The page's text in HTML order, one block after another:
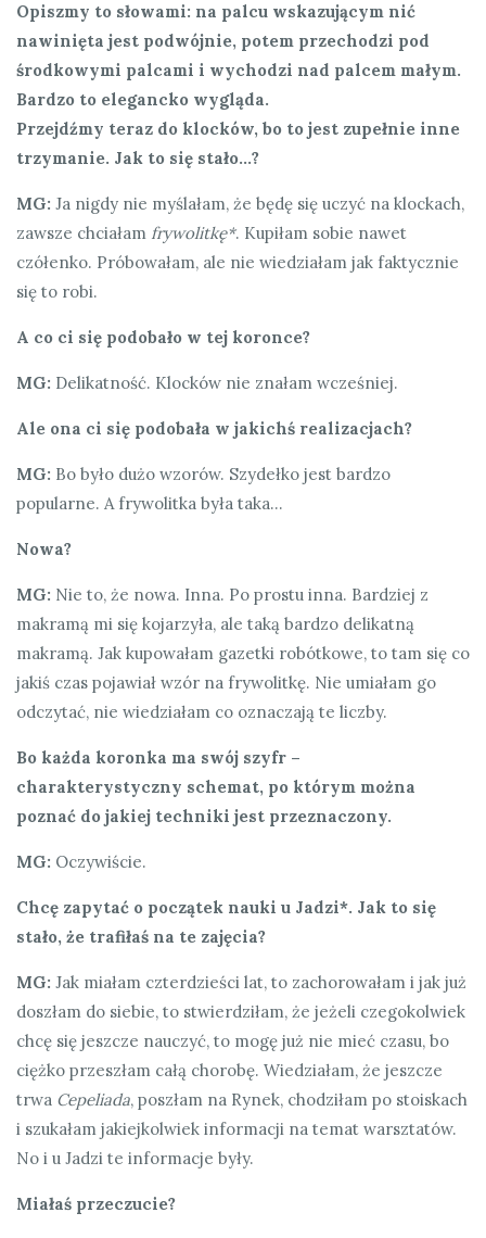
Opiszmy to słowami: na palcu wskazującym nić
nawinięta jest podwójnie, potem przechodzi pod
środkowymi palcami i wychodzi nad palcem małym.
Bardzo to elegancko wygląda.
Przejdźmy teraz do klocków, bo to jest zupełnie inne
trzymanie. Jak to się stało…?
MG: Ja nigdy nie myślałam, że będę się uczyć na klockach,
zawsze chciałam frywolitkę*. Kupiłam sobie nawet
czółenko. Próbowałam, ale nie wiedziałam jak faktycznie
się to robi.
A co ci się podobało w tej koronce?
MG: Delikatność. Klocków nie znałam wcześniej.
Ale ona ci się podobała w jakichś realizacjach?
MG: Bo było dużo wzorów. Szydełko jest bardzo
popularne. A frywolitka była taka…
Nowa?
MG: Nie to, że nowa. Inna. Po prostu inna. Bardziej z
makramą mi się kojarzyła, ale taką bardzo delikatną
makramą. Jak kupowałam gazetki robótkowe, to tam się co
jakiś czas pojawiał wzór na frywolitkę. Nie umiałam go
odczytać, nie wiedziałam co oznaczają te liczby.
Bo każda koronka ma swój szyfr –
charakterystyczny schemat, po którym można
poznać do jakiej techniki jest przeznaczony.
MG: Oczywiście.
Chcę zapytać o początek nauki u Jadzi*. Jak to się
stało, że trafiłaś na te zajęcia?
MG: Jak miałam czterdzieści lat, to zachorowałam i jak już
doszłam do siebie, to stwierdziłam, że jeżeli czegokolwiek
chcę się jeszcze nauczyć, to mogę już nie mieć czasu, bo
ciężko przeszłam całą chorobę. Wiedziałam, że jeszcze
trwa Cepeliada, poszłam na Rynek, chodziłam po stoiskach
i szukałam jakiejkolwiek informacji na temat warsztatów.
No i u Jadzi te informacje były.
Miałaś przeczucie?